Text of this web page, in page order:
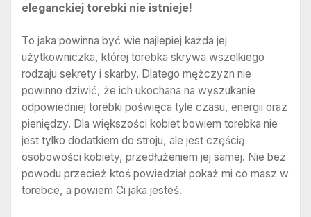
eleganckiej torebki nie istnieje!
To jaka powinna być wie najlepiej każda jej
użytkowniczka, której torebka skrywa wszelkiego
rodzaju sekrety i skarby. Dlatego mężczyzn nie
powinno dziwić, że ich ukochana na wyszukanie
odpowiedniej torebki poświęca tyle czasu, energii oraz
pieniędzy. Dla większości kobiet bowiem torebka nie
jest tylko dodatkiem do stroju, ale jest częścią
osobowości kobiety, przedłużeniem jej samej. Nie bez
powodu przecież ktoś powiedział pokaż mi co masz w
torebce, a powiem Ci jaka jesteś.